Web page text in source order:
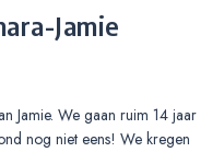
Jamie
Jamie. We gaan ruim 14 jaar
nog niet eens! We kregen